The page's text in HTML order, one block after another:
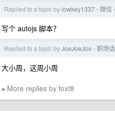
Replied to a topic by lowkey1337 › 微信 ›
写个 autojs 脚本？
Replied to a topic byJoeJoeJoe › 职场
大小周，这周小周
» More replies by foxt8